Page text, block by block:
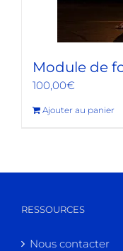
Module de
100,00€
Ajouter au panier
RESSOURCES
Nous contacter